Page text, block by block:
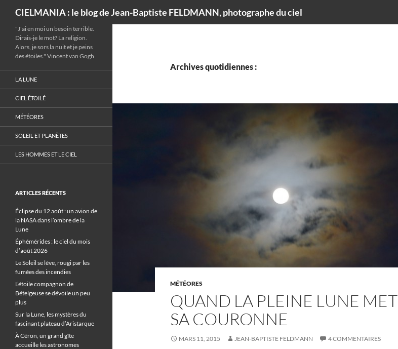
CIELMANIA : le blog de Jean-Baptiste FELDMANN, photographe du ciel
Archives quotidiennes :
MÉTÉORES
QUAND LA PLEINE LUNE MET
SA COURONNE
MARS 11, 2015 JEAN-BAPTISTE FELDMANN 4 COMMENTAIRES
"J'ai en moi un besoin terrible.
Dirais-je le mot? La religion.
Alors, je sors la nuit et je peins
des étoiles." Vincent van Gogh
LA LUNE
CIEL ÉTOILÉ
MÉTÉORES
SOLEIL ET PLANÈTES
LES HOMMES ET LE CIEL
ARTICLES RÉCENTS
Éclipse du 12 août : un avion de
la NASA dans l’ombre de la
Lune
Éphémérides : le ciel du mois
d’août 2026
Le Soleil se lève, rougi par les
fumées des incendies
L’étoile compagnon de
Bételgeuse se dévoile un peu
plus
Sur la Lune, les mystères du
fascinant plateau d’Aristarque
À Céron, un grand gîte
accueille les astronomes